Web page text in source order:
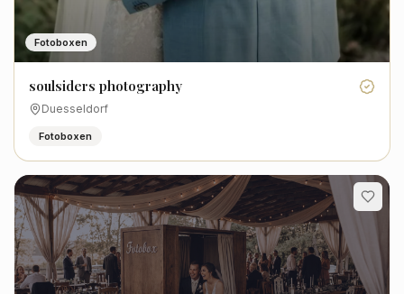
Fotoboxen
soulsiders photography
Duesseldorf
Fotoboxen